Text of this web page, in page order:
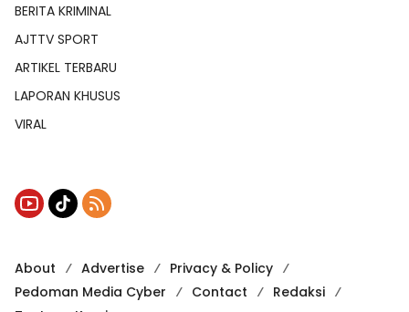
BERITA KRIMINAL
AJTTV SPORT
ARTIKEL TERBARU
LAPORAN KHUSUS
VIRAL
About Advertise
Privacy & Policy
Pedoman Media Cyber
Contact
Redaksi